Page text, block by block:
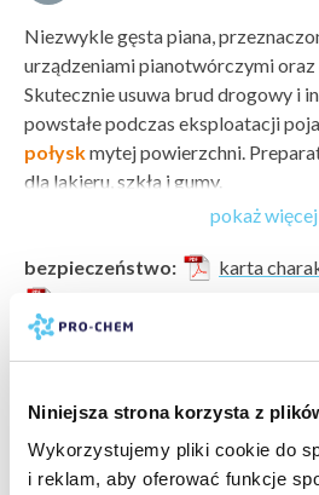
Niniejsza strona korzysta z
Wykorzystujemy pliki cookie do
i reklam, aby oferować funkcje
Niezwykle gęsta piana,
urządzeniami pianotwórczymi oraz
Skutecznie usuwa brud drogowy i
powstałe podczas eksploatacji
połyskmytej powierzchni.
dla lakieru, szkła i gumy.
Nanieść roztwór na suchą
min., następnie spłukać wodą pod
przeprowadzać od dołu do góry,
z dolnych części pojazdu bez użycia
W zależności od rodzaju mycia
stosować roztwór:
pokaż więcej
bezpieczeństwo:
karta
producent:PRO-CHEM
marka:PRO-CHEM
wartość PH:11
typ zabrudzenia: zabrudzenia
drogowy »
pokaż